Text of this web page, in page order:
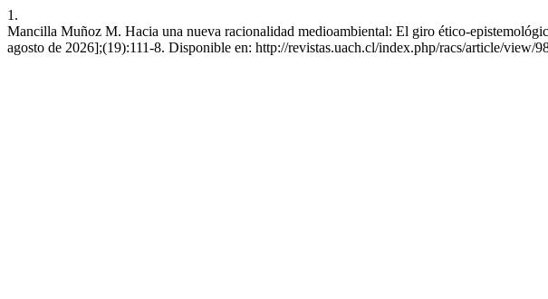
1.
Mancilla Muñoz M. Hacia una nueva racionalidad medioambiental: El giro ético-
agosto de 2026];(19):111-8. Disponible en: http://revistas.uach.cl/index.php/racs/article/view/